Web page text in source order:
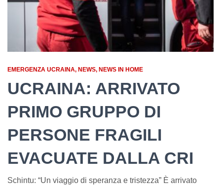
EMERGENZA UCRAINA NEWS NEWS IN HOME
UCRAINA: ARRIVATO
PRIMO GRUPPO DI
PERSONE FRAGILI
EVACUATE DALLA CRI
Schintu: “Un viaggio di speranza e tristezza” È arrivato